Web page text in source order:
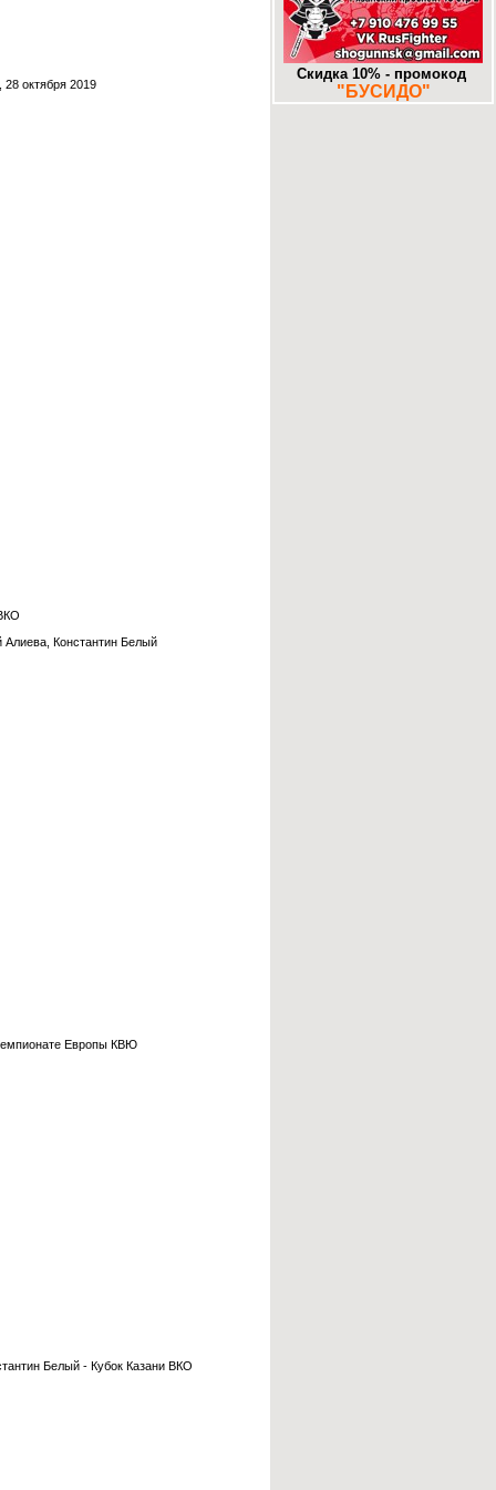
28 октября 2019
Константин Белый
Европы КВЮ
Белый - Кубок Казани ВКО
-Муром. «Знаковое» место.
25-10-2017
Додзе большие и маленькие. Часть
16. Алма-Ата. DOJO.KZ
13-10-2017
Скидка 10% - промокод
"БУСИДО"